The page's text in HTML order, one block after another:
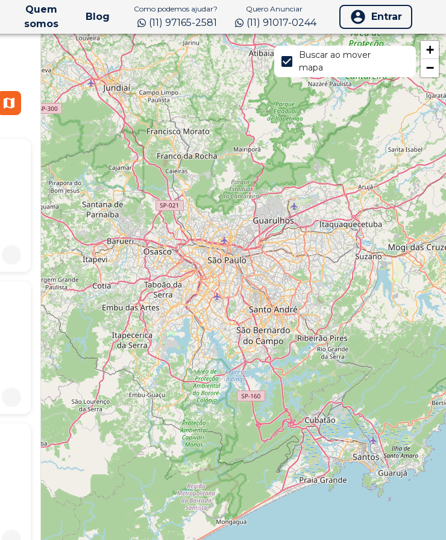
Quem
somos
Blog
Como podemos ajudar?
(11) 97165-2581
Quero Anunciar
(11) 91017-0244 Entrar
+
−
Buscar ao mover
mapa